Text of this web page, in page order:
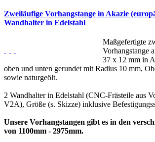
Zweiläufige Vorhangstange in Akazie
Wandhalter in Edelstahl
Maßgefertigte
Vorhangstange
37 x 12 mm in
oben und unten gerundet mit Radius 10 mm,
sowie naturgeölt.
2 Wandhalter in Edelstahl (CNC-Frästeile aus
V2A), Größe (s. Skizze) inklusive
Unsere Vorhangstangen gibt es in den
von 1100mm - 2975mm.